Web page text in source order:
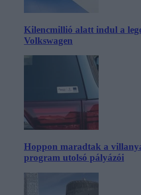
Kilencmillió alatt indul a
Volkswagen
Hoppon maradtak a
program utolsó pályázói